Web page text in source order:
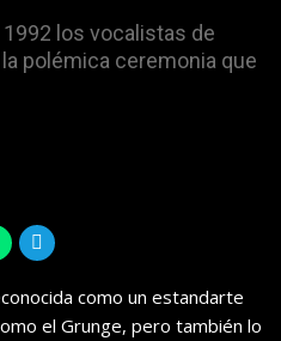
los vocalistas de
polémica ceremonia que
como un estandarte
el Grunge, pero también lo